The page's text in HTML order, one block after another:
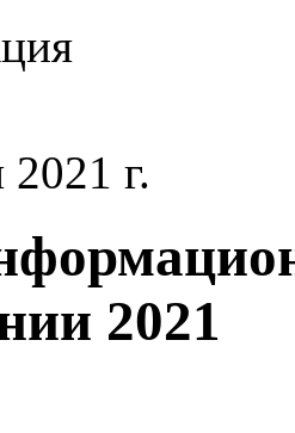
г.
2021